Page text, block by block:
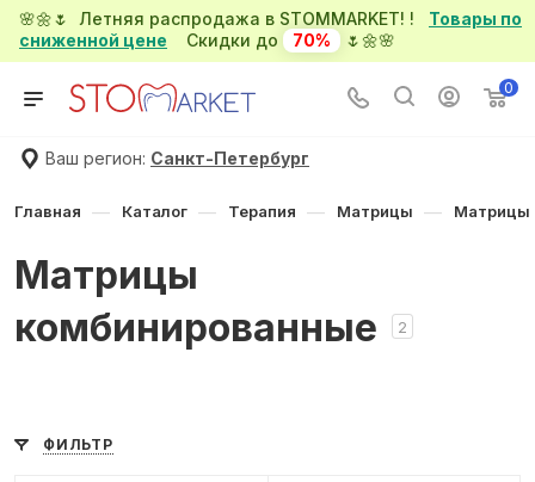
🌸🌼🌷 Летняя распродажа в STOMMARKET! ! Товары по
сниженной цене Скидки до 70% 🌷🌼🌸
0
Ваш регион: Санкт-Петербург
Главная — Каталог — Терапия — Матрицы — Матрицы
Матрицы
комбинированные
2
ФИЛЬТР